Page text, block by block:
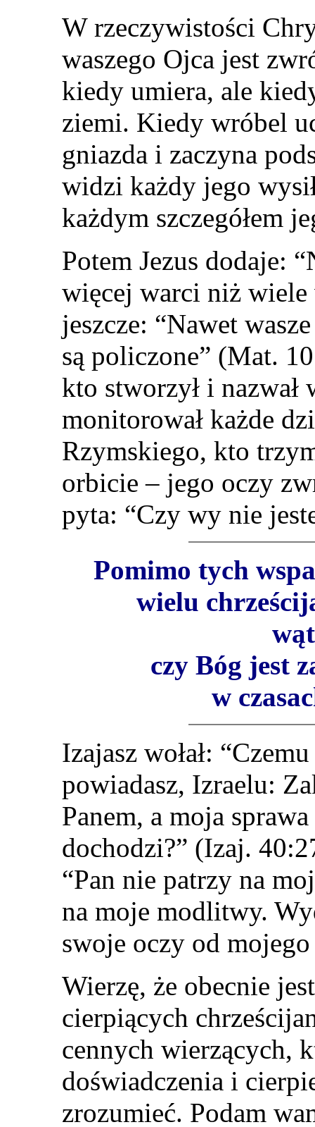
W rzeczywistości
waszego Ojca jest
kiedy umiera, ale
ziemi. Kiedy wróbel
gniazda i zaczyna
widzi każdy jego
każdym szczegółem
Potem Jezus dodaje:
więcej warci niż
jeszcze: “Nawet
są policzone” (Mat.
kto stworzył i
monitorował każde
Rzymskiego, kto
orbicie – jego oczy
pyta: “Czy wy nie
Pomimo tych
wielu
czy Bóg jest
w
Izajasz wołał:
powiadasz, Izraelu:
Panem, a moja
dochodzi?” (Izaj.
“Pan nie patrzy na
na moje modlitwy.
swoje oczy od
Wierzę, że obecnie
cierpiących
cennych wierzących,
doświadczenia i
zrozumieć. Podam